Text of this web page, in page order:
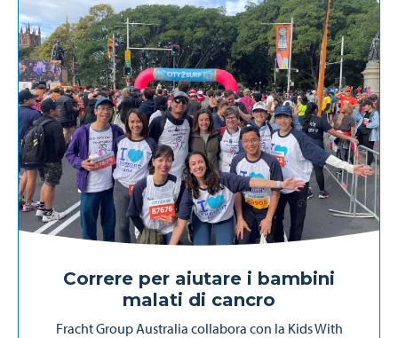
Correre per aiutare i bambini
malati di cancro
Fracht Group Australia collabora con la Kids With